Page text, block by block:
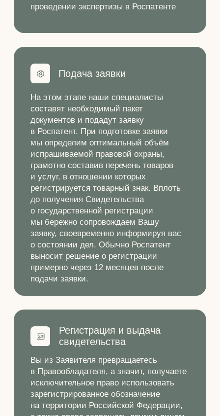
в Правообладателя, а значит, получаете
исключительное право использовать
зарегистрированное обозначение
на территории Российской Федерации,
а также право запрещать другим лицам
использовать тождественное или
сходное до степени смешения
обозначение в отношении однородных
товаров и услуг.
свидетельства
FAQ